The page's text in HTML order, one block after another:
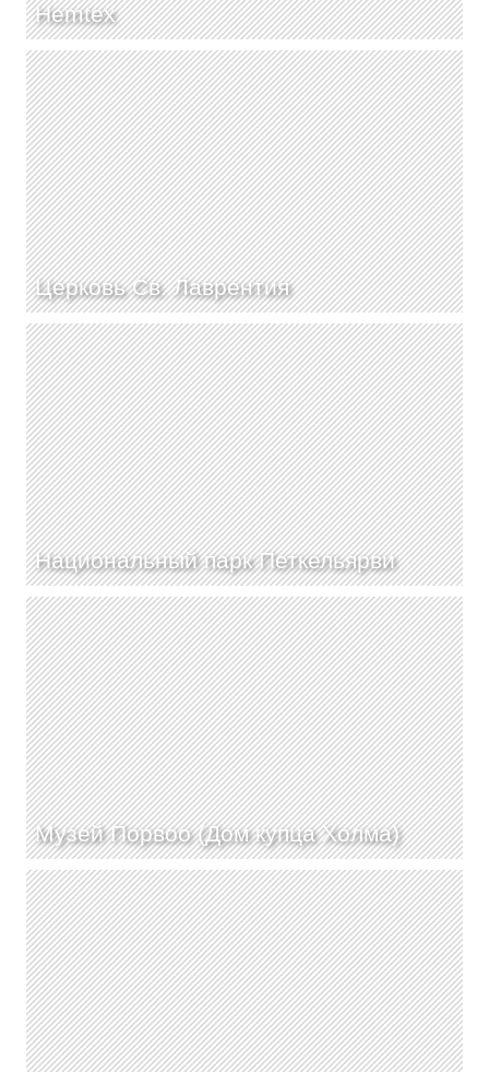
Hemtex
Церковь Св. Лаврентия
Национальный парк Петкельярви
Музей Порвоо (Дом купца Холма)